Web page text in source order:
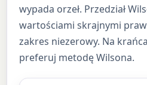
wypada orzeł. Przedział
wartościami skrajnymi
zakres niezerowy. Na
preferuj metodę Wilsona.